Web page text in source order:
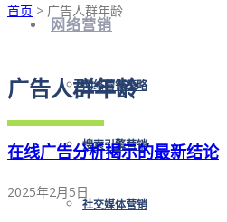
网络营销
网络营销策略
搜索引擎营销
社交媒体营销
首页 > 广告人群年龄
广告人群年龄
在线广告分析揭示的最新结论
2025年2月5日